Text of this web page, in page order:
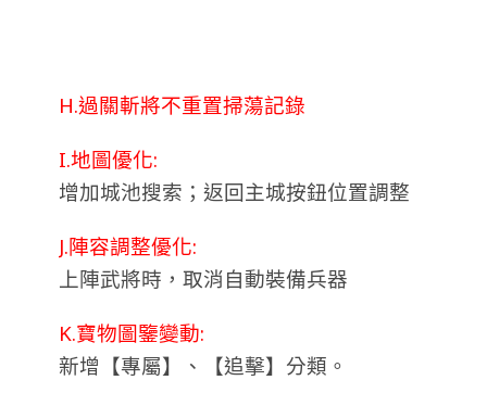
H.過關斬將不重置掃蕩記錄
I.地圖優化:
增加城池搜索；返回主城按鈕位置調整
J.陣容調整優化:
上陣武將時，取消自動裝備兵器
K.寶物圖鑒變動:
新增【專屬】、【追擊】分類。